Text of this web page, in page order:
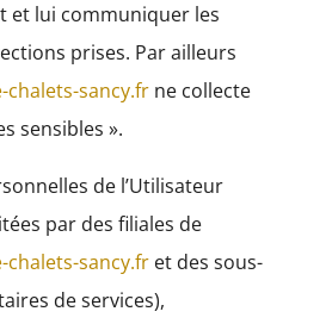
et lui communiquer les
prises. Par ailleurs
sancy.frne collecte
sensibles ».
de l’Utilisateur
par des filiales de
sancy.fret des sous-
de services),